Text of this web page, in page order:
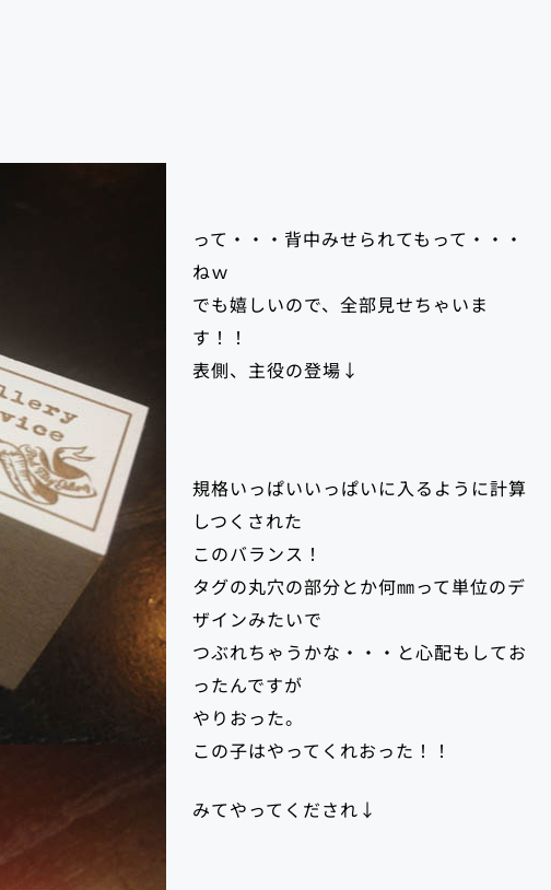
って・・・背中みせられてもって・・・
ねｗ
でも嬉しいので、全部見せちゃいま
す！！
表側、主役の登場↓
規格いっぱいいっぱいに入るように計算
しつくされた
このバランス！
タグの丸穴の部分とか何㎜って単位のデ
ザインみたいで
つぶれちゃうかな・・・と心配もしてお
ったんですが
やりおった。
この子はやってくれおった！！
みてやってくだされ↓